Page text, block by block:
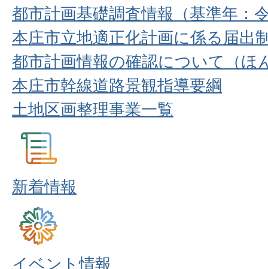
都市計画基礎調査情報（基準年：
本庄市立地適正化計画に係る届出
都市計画情報の確認について（ほ
本庄市幹線道路景観指導要綱
土地区画整理事業一覧
新着情報
イベント情報